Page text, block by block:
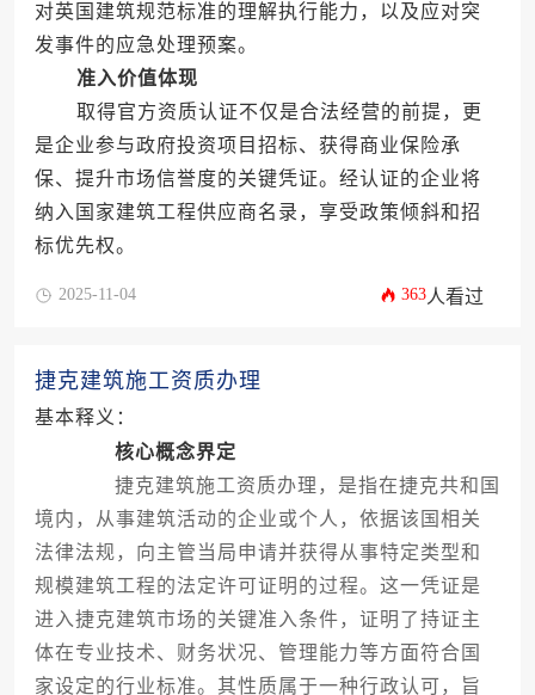
对英国建筑规范标准的理解执行能力，以及应对突
发事件的应急处理预案。
准入价值体现
取得官方资质认证不仅是合法经营的前提，更
是企业参与政府投资项目招标、获得商业保险承
保、提升市场信誉度的关键凭证。经认证的企业将
纳入国家建筑工程供应商名录，享受政策倾斜和招
标优先权。
2025-11-04 363人看过
捷克建筑施工资质办理
基本释义：
核心概念界定
捷克建筑施工资质办理，是指在捷克共和国
境内，从事建筑活动的企业或个人，依据该国相关
法律法规，向主管当局申请并获得从事特定类型和
规模建筑工程的法定许可证明的过程。这一凭证是
进入捷克建筑市场的关键准入条件，证明了持证主
体在专业技术、财务状况、管理能力等方面符合国
家设定的行业标准。其性质属于一种行政认可，旨